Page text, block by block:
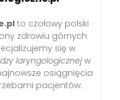
to czołowy polski
zdrowiu górnych
się w
laryngologicznejw
osiągnięcia
pacjentów.